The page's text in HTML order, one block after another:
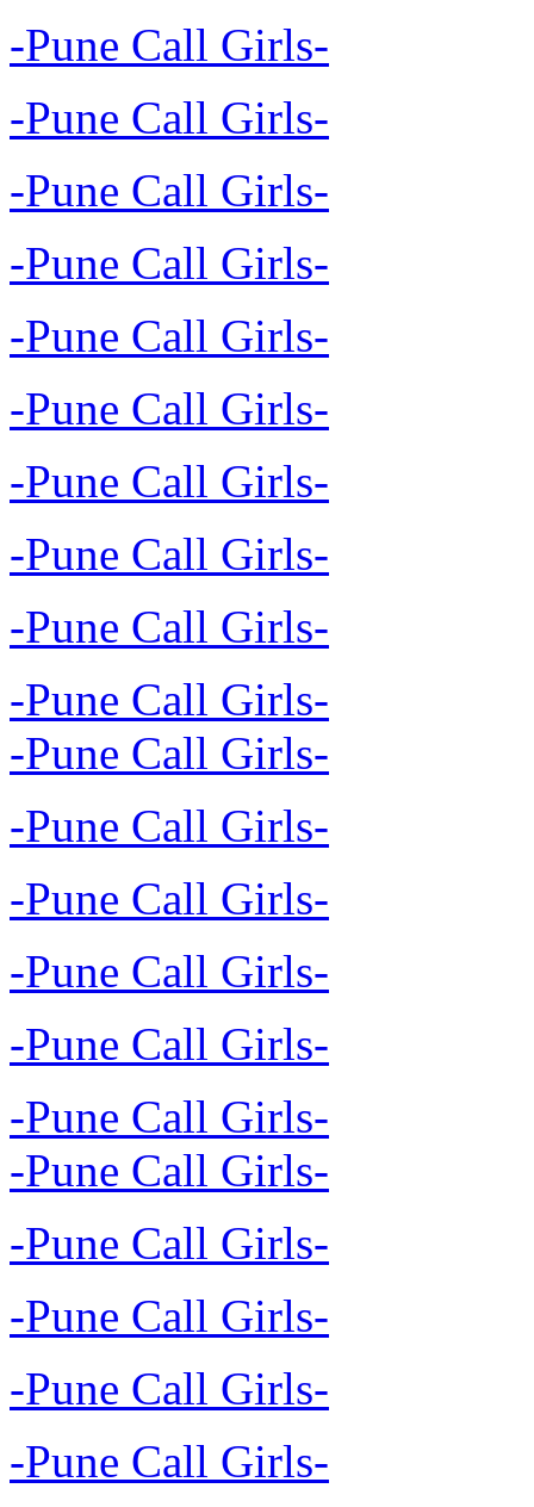
-Pune Call Girls-
-Pune Call Girls-
-Pune Call Girls-
-Pune Call Girls-
-Pune Call Girls-
-Pune Call Girls-
-Pune Call Girls-
-Pune Call Girls-
-Pune Call Girls-
-Pune Call Girls-
-Pune Call Girls-
-Pune Call Girls-
-Pune Call Girls-
-Pune Call Girls-
-Pune Call Girls-
-Pune Call Girls-
-Pune Call Girls-
-Pune Call Girls-
-Pune Call Girls-
-Pune Call Girls-
-Pune Call Girls-